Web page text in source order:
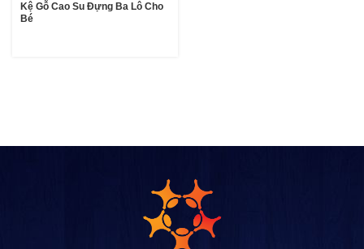
Kệ Gỗ Cao Su Đựng Ba Lô Cho
Bé